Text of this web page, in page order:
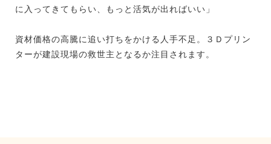
に入ってきてもらい、もっと活気が出ればいい」
資材価格の高騰に追い打ちをかける人手不足。３Ｄプリン
ターが建設現場の救世主となるか注目されます。